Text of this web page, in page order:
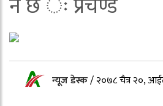
न्यूज डेस्क/२०७८ चैत्र २०,